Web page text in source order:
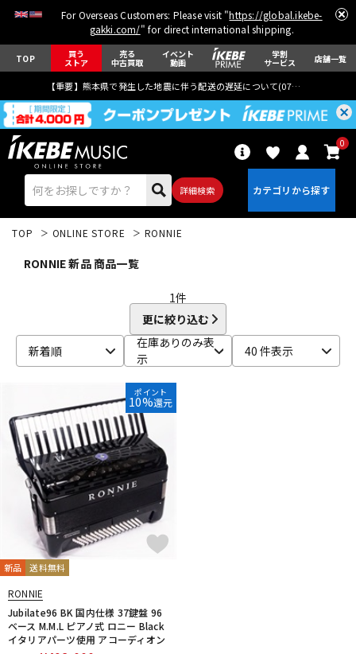
For Overseas Customers: Please visit "https://global.ikebe-
gakki.com/" for direct international shipping.
TOP 買う
ストア
売る
中古買取
イベント
動画
学割
サービス 店舗一覧
【重要】熊本県で発生した地震に伴う配送の遅延について(07月29日
詳細検索
0
ドラム
キーボード
管楽器
アンプ
TOP ONLINE STORE RONNIE
RONNIE 新品 商品一覧
1件
更に絞り込む
新着順
在庫ありのみ表
示
40 件表示
ポイント
10%還元
新品 送料無料
RONNIE
Jubilate96 BK 国内仕様 37鍵盤 96
ベース M.M.L ピアノ式 ロニー Black
イタリアパーツ使用 アコーディオン